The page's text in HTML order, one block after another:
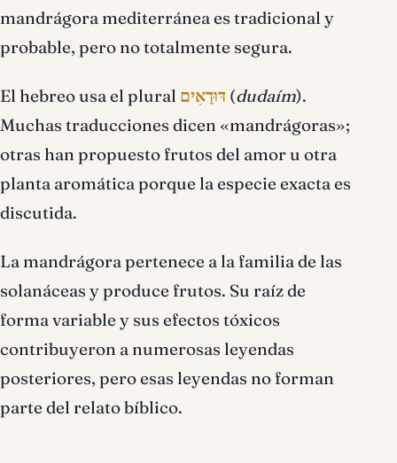
mandrágora mediterránea es tradicional y
probable, pero no totalmente segura.
El hebreo usa el plural דּוּדָאִים (dudaím).
Muchas traducciones dicen «mandrágoras»;
otras han propuesto frutos del amor u otra
planta aromática porque la especie exacta es
discutida.
La mandrágora pertenece a la familia de las
solanáceas y produce frutos. Su raíz de
forma variable y sus efectos tóxicos
contribuyeron a numerosas leyendas
posteriores, pero esas leyendas no forman
parte del relato bíblico.